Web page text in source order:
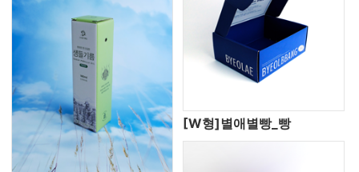
[W형]별애별빵_빵